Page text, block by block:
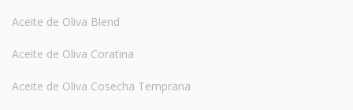
Aceite de Oliva Blend
Aceite de Oliva Coratina
Aceite de Oliva Cosecha Temprana